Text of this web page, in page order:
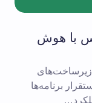
با هوش
برنامه‌ها